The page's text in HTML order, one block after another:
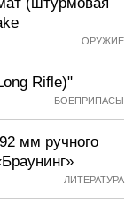
ОРУЖИЕ
Rifle)"
БОЕПРИПАСЫ
мм ручного
ЛИТЕРАТУРА